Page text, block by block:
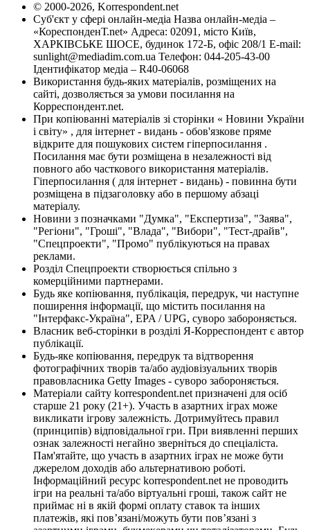
© 2000-2026, Korrespondent.net
Суб'єкт у сфері онлайн-медіа Назва онлайн-медіа –
«КореспонденТ.net» Адреса: 02091, місто Київ,
ХАРКІВСЬКЕ ШОСЕ, будинок 172-Б, офіс 208/1 E-mail:
sunlight@mediadim.com.ua Телефон: 044-205-43-00
Ідентифікатор медіа – R40-06068
Використання будь-яких матеріалів, розміщених на
сайті, дозволяється за умови посилання на
Корреспондент.net.
При копіюванні матеріалів зі сторінки « Новини України
і світу» , для інтернет - видань - обов'язкове пряме
відкрите для пошукових систем гіперпосилання .
Посилання має бути розміщена в незалежності від
повного або часткового використання матеріалів.
Гіперпосилання ( для інтернет - видань) - повинна бути
розміщена в підзаголовку або в першому абзаці
матеріалу.
Новини з позначками "Думка", "Експертиза", "Заява",
"Регіони", "Гроші", "Влада", "Вибори", "Тест-драйв",
"Спецпроекти", "Промо" публікуються на правах
реклами.
Розділ Спецпроекти створюється спільно з
комерційними партнерами.
Будь яке копіювання, публікація, передрук, чи наступне
поширення інформації, що містить посилання на
"Інтерфакс-Україна", EPA / UPG, суворо забороняється.
Власник веб-сторінки в розділі Я-Корреспондент є автор
публікації.
Будь-яке копіювання, передрук та відтворення
фотографічних творів та/або аудіовізуальних творів
правовласника Getty Images - суворо забороняється.
Матеріали сайту korrespondent.net призначені для осіб
старше 21 року (21+). Участь в азартних іграх може
викликати ігрову залежність. Дотримуйтесь правил
(принципів) відповідальної гри. При виявленні перших
ознак залежності негайно зверніться до спеціаліста.
Пам'ятайте, що участь в азартних іграх не може бути
джерелом доходів або альтернативою роботі.
Інформаційний ресурс korrespondent.net не проводить
ігри на реальні та/або віртуальні гроші, також сайт не
приймає ні в якій формі оплату ставок та інших
платежів, які пов’язані/можуть бути пов’язані з